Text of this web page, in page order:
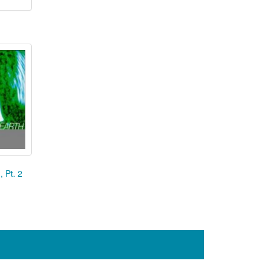
Pt. 2